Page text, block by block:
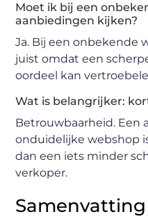
Moet ik bij een
aanbiedingen kijken?
Ja. Bij een onbekende
juist omdat een
oordeel kan
Wat is belangrijker:
Betrouwbaarheid. Een
onduidelijke webshop
dan een iets minder
verkoper.
Samenvatting